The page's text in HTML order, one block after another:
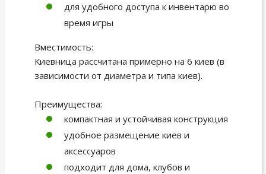
для удобного доступа к инвентарю во
время игры
Вместимость:
Киевница рассчитана примерно на 6 киев (в
зависимости от диаметра и типа киев).
Преимущества:
компактная и устойчивая конструкция
удобное размещение киев и
аксессуаров
подходит для дома, клубов и